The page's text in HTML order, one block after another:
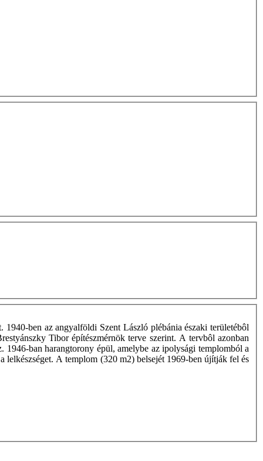
ben az angyalföldi Szent László plébánia északi területébôl
Tibor építészmérnök terve szerint. A tervbôl azonban
1946-ban harangtorony épül, amelybe az ipolysági templomból a
lelkészséget. A templom (320 m2) belsejét 1969-ben újítják fel és